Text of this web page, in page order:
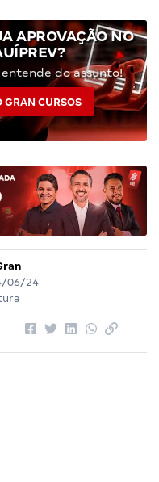
APROVAÇÃO NO
do assunto!
GRAN CURSOS
06/24